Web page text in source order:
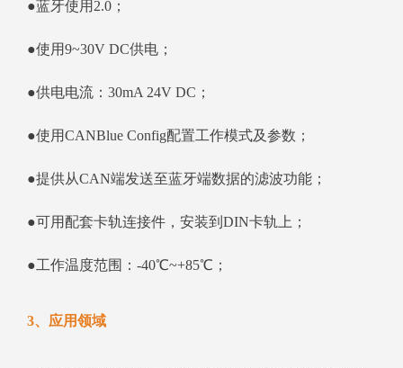
●蓝牙使用2.0；
●使用9~30V DC供电；
●供电电流：30mA 24V DC；
●使用CANBlue Config配置工作模式及参数；
●提供从CAN端发送至蓝牙端数据的滤波功能；
●可用配套卡轨连接件，安装到DIN卡轨上；
●工作温度范围：-40℃~+85℃；
3、应用领域